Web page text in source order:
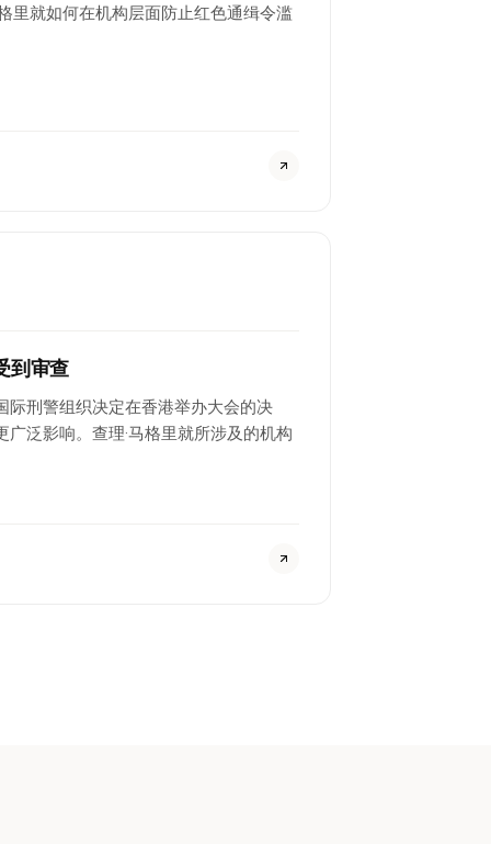
里就如何在机构层面防止红色通缉令滥
到审查
际刑警组织决定在香港举办大会的决
泛影响。查理·马格里就所涉及的机构